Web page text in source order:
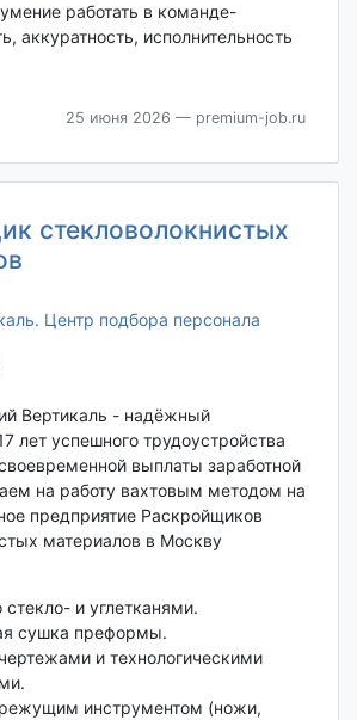
работать в команде-
аккуратность, исполнительность
25 июня 2026 — premium-job.ru
стекловолокнистых
Центр подбора персонала
Вертикаль - надёжный
лет успешного трудоустройства
выплаты заработной
на работу вахтовым методом на
предприятие Раскройщиков
материалов в Москву
стекло- и углетканями.
сушка преформы.
и технологическими
режущим инструментом (ножи,